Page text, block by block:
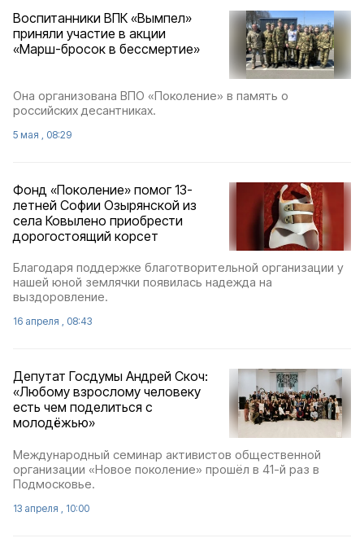
Воспитанники ВПК «Вымпел»
приняли участие в акции
«Марш-бросок в бессмертие»
Она организована ВПО «Поколение» в память о
российских десантниках.
5 мая , 08:29
Фонд «Поколение» помог 13-
летней Софии Озырянской из
села Ковылено приобрести
дорогостоящий корсет
Благодаря поддержке благотворительной организации у
нашей юной землячки появилась надежда на
выздоровление.
16 апреля , 08:43
Депутат Госдумы Андрей Скоч:
«Любому взрослому человеку
есть чем поделиться с
молодёжью»
Международный семинар активистов общественной
организации «Новое поколение» прошёл в 41-й раз в
Подмосковье.
13 апреля , 10:00